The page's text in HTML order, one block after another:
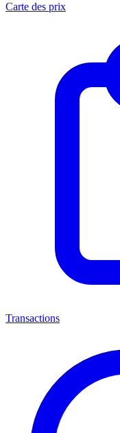
Carte des prix
Transactions